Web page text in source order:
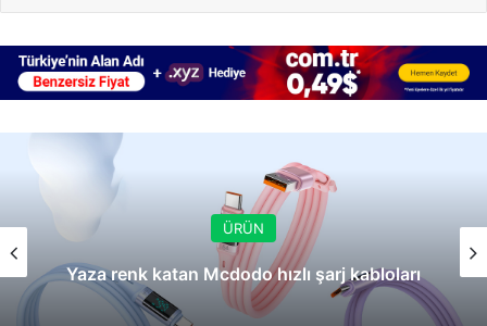
ÜRÜN
Yaza renk katan Mcdodo hızlı şarj kabloları